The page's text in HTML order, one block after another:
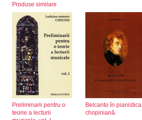
Produse similare
Preliminarii pentru o
teorie a lecturii
Belcanto în pianistica
chopiniană